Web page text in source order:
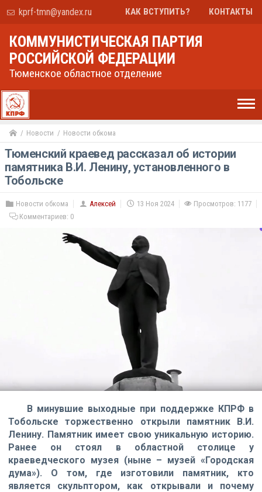
kprf-tmn@yandex.ru КАК ВСТУПИТЬ? КОНТАКТЫ
КОММУНИСТИЧЕСКАЯ ПАРТИЯ
РОССИЙСКОЙ ФЕДЕРАЦИИ
Тюменское областное отделение
Новости Новости обкома
Тюменский краевед рассказал об истории
памятника В.И. Ленину, установленного в
Тобольске
Новости обкома Алексей 13 Ноя 2024
Просмотров: 1177
Комментариев: 0
В минувшие выходные при поддержке КПРФ в
Тобольске торжественно открыли памятник В.И.
Ленину. Памятник имеет свою уникальную историю.
Ранее он стоял в областной столице у
краеведческого музея (ныне – музей «Городская
дума»). О том, где изготовили памятник, кто
является скульптором, как открывали и почему